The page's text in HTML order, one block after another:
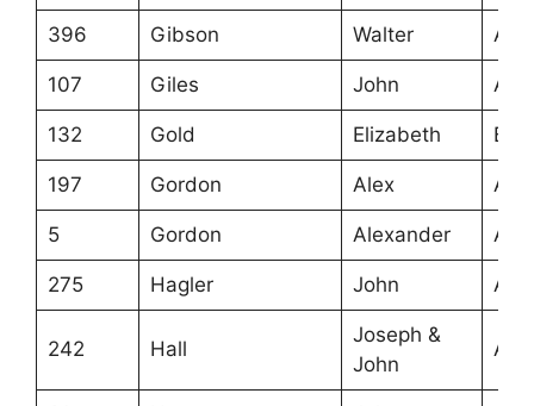
396 Gibson Walter
107 Giles John
132 Gold Elizabeth
197 Gordon Alex
5 Gordon Alexander
275 Hagler John
242 Hall
Joseph &
John